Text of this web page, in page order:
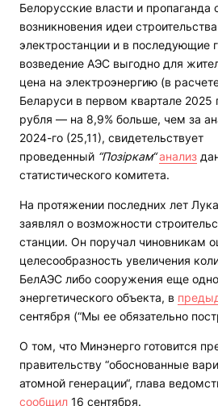
Белорусские власти и пропаганда
возникновения идеи
электростанции и в последующие
возведение АЭС выгодно для
цена на электроэнергию (в
Беларуси в первом квартале 2025
рубля — на 8,9% больше, чем за
2024-го (25,11), свидетельствует
проведенный “Позіркам“ анализ
статистического комитета.
На протяжении последних лет
заявлял о возможности
станции. Он поручал чиновникам
целесообразность увеличения
БелАЭС либо сооружения еще
энергетического объекта, в
сентября (“Мы ее обязательно
О том, что Минэнерго готовится
правительству “обоснованные
атомной генерации“, глава
сообщил 16 сентября.